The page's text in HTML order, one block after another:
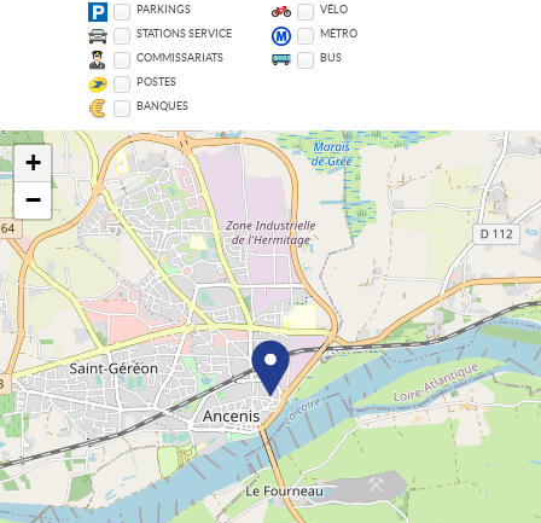
PARKINGS
STATIONS SERVICE
COMMISSARIATS
POSTES
BANQUES
VÉLO
MÉTRO
BUS
+
−